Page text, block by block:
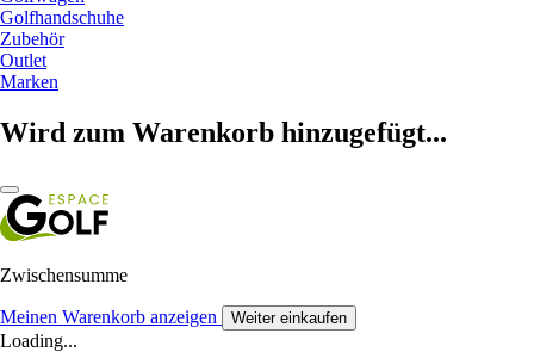
Golfhandschuhe
Zubehör
Outlet
Marken
Wird zum Warenkorb hinzugefügt...
Zwischensumme
Meinen Warenkorb anzeigen Weiter einkaufen
Loading...